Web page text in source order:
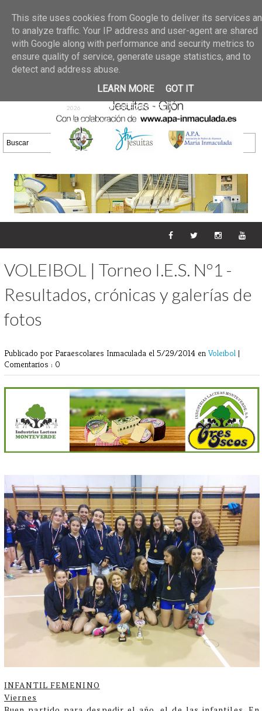
02 jun 2026
GALERIA DE FOTOS
30/05/2026
25 may 2026
GALERIA
DE FOTOS 23/05/2026
20 may
2026
GALERIA DE FOTOS
16/05/2026
DE FOTOS 09/05/2026
28 abr
2026
GALERIA DE FOTOS 25 Y
26/04/2026
VOLEIBOL | Torneo I.E.S. Nº1 -
Resultados, crónicas y galerías de
fotos
Publicado por Paraescolares Inmaculada el 5/29/2014 en Voleibol |
Comentarios : 0
INFANTIL FEMENINO
Viernes
This site uses cookies from Google to deliver its services
to analyze traffic. Your IP address and user-agent are shared
with Google along with performance and security metrics to
ensure quality of service, generate usage statistics, and to
detect and address abuse.
LEARN MORE
GOT IT